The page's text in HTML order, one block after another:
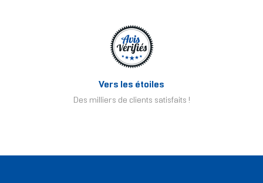
Vers les étoiles
Des milliers de clients satisfaits !